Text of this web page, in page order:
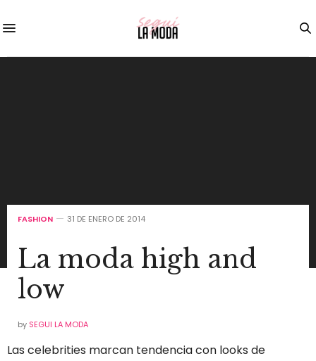
FASHION 31 DE ENERO DE 2014
La moda high and
low
by SEGUI LA MODA
Las celebrities marcan tendencia con looks de